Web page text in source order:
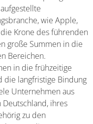
wie Apple,
Krone des führenden
große Summen in die
Bereichen.
in die frühzeitige
die langfristige Bindung
Unternehmen aus
ihres
zu den